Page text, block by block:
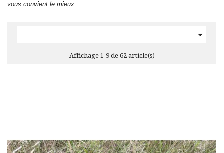
vous convient le mieux.

Affichage 1-9 de 62 article(s)